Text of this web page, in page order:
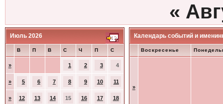
«
Июль 2026
В П В С Ч П С
» 1 2 3 4
» 5 6 7 8 9 10 11
» 12 13 14 15 16 17 18
Календарь событий и
Воскресенье
»